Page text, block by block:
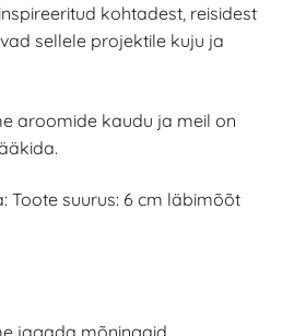
kohtadest, reisidest
sellele projektile kuju ja
aroomide kaudu ja meil on
Toote suurus: 6 cm läbimõõt
jagada mõningaid